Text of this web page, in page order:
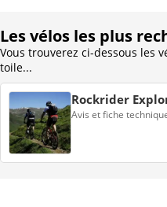
Les vélos les plus
Vous trouverez ci-dessous les
toile...
Rockrider
Avis et fiche